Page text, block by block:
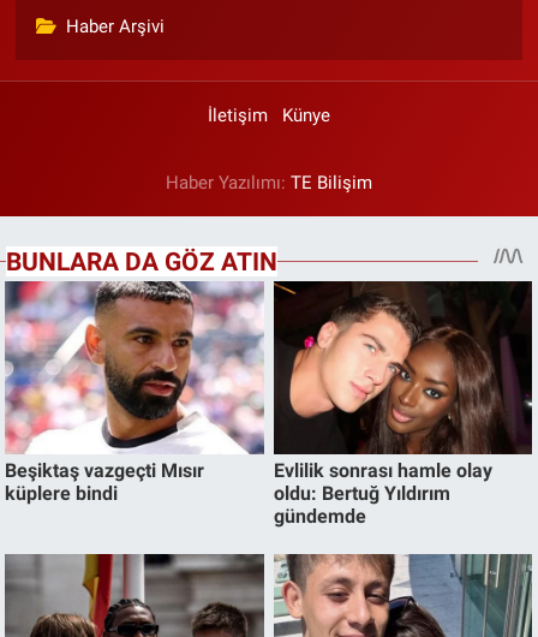
Haber Arşivi
İletişim Künye
Haber Yazılımı: TE Bilişim